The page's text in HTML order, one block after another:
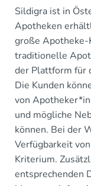
Sildigra ist in
Apotheken
große Apotheke-
traditionelle
der Plattform für
Die Kunden
von
und mögliche
können. Bei der
Verfügbarkeit
Kriterium.
entsprechenden